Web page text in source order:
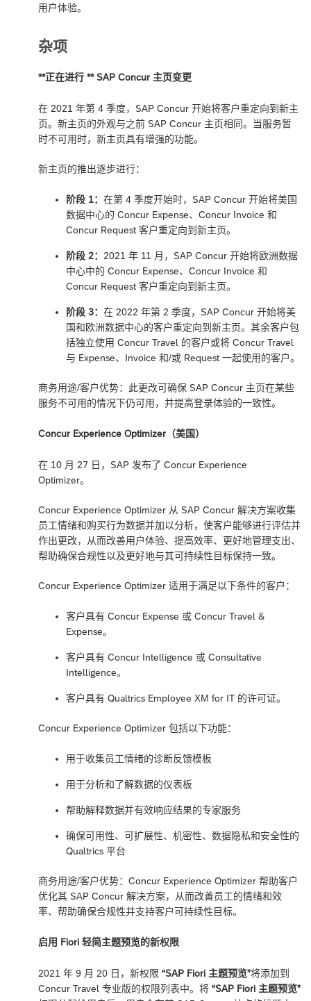
用户体验。
杂项
**正在进行 ** SAP Concur 主页变更
在 2021 年第 4 季度，SAP Concur 开始将客户重定向到新主
页。新主页的外观与之前 SAP Concur 主页相同。当服务暂
时不可用时，新主页具有增强的功能。
新主页的推出逐步进行：
阶段 1： 在第 4 季度开始时，SAP Concur 开始将美国
数据中心的 Concur Expense、Concur Invoice 和
Concur Request 客户重定向到新主页。
阶段 2： 2021 年 11 月，SAP Concur 开始将欧洲数据
中心中的 Concur Expense、Concur Invoice 和
Concur Request 客户重定向到新主页。
阶段 3： 在 2022 年第 2 季度，SAP Concur 开始将美
国和欧洲数据中心的客户重定向到新主页。其余客户包
括独立使用 Concur Travel 的客户或将 Concur Travel
与 Expense、Invoice 和/或 Request 一起使用的客户。
商务用途/客户优势：此更改可确保 SAP Concur 主页在某些
服务不可用的情况下仍可用，并提高登录体验的一致性。
Concur Experience Optimizer（美国）
在 10 月 27 日，SAP 发布了 Concur Experience
Optimizer。
Concur Experience Optimizer 从 SAP Concur 解决方案收集
员工情绪和购买行为数据并加以分析，使客户能够进行评估并
作出更改，从而改善用户体验、提高效率、更好地管理支出、
帮助确保合规性以及更好地与其可持续性目标保持一致。
Concur Experience Optimizer 适用于满足以下条件的客户：
客户具有 Concur Expense 或 Concur Travel &
Expense。
客户具有 Concur Intelligence 或 Consultative
Intelligence。
客户具有 Qualtrics Employee XM for IT 的许可证。
Concur Experience Optimizer 包括以下功能：
用于收集员工情绪的诊断反馈模板
用于分析和了解数据的仪表板
帮助解释数据并有效响应结果的专家服务
确保可用性、可扩展性、机密性、数据隐私和安全性的
Qualtrics 平台
商务用途/客户优势：Concur Experience Optimizer 帮助客户
优化其 SAP Concur 解决方案，从而改善员工的情绪和效
率、帮助确保合规性并支持客户可持续性目标。
启用 Fiori 轻简主题预览的新权限
2021 年 9 月 20 日，新权限 “SAP Fiori 主题预览”将添加到
Concur Travel 专业版的权限列表中。将 “SAP Fiori 主题预览”